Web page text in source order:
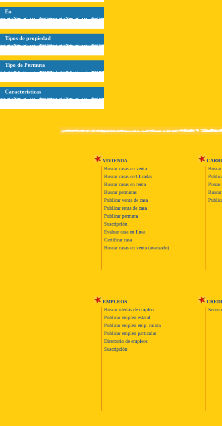
En
Tipos de propiedad
Tipo de Permuta
Características
VIVIENDA
Buscar casas en venta
Buscar casas certificadas
Buscar casas en renta
Buscar permutas
Publicar venta de casa
Publicar renta de casa
Publicar permuta
Suscripción
Evaluar casa en línea
Certificar casa
Buscar casas en venta (avanzado)
Piezas
EMPLEOS
Buscar ofertas de empleo
Publicar empleo estatal
Publicar empleo emp. mixta
Publicar empleo particular
Directorio de empleos
Suscripción